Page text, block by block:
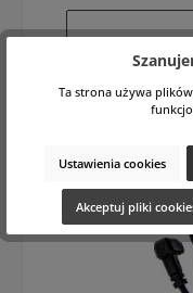
Ta strona używa
Ustawienia cookies
Akceptuj pliki